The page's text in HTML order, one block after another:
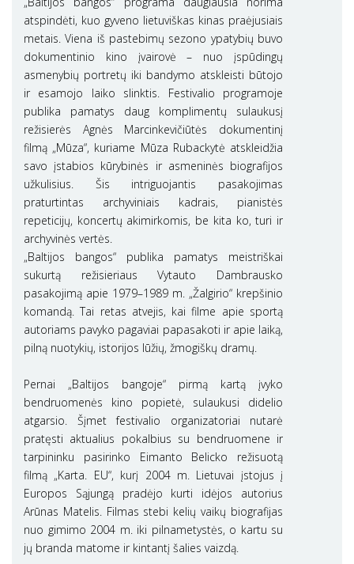
atspindėti, kuo gyveno lietuviškas kinas praėjusiais
metais. Viena iš pastebimų sezono ypatybių buvo
dokumentinio kino įvairovė – nuo įspūdingų
asmenybių portretų iki bandymo atskleisti būtojo
ir esamojo laiko slinktis. Festivalio programoje
publika pamatys daug komplimentų sulaukusį
režisierės Agnės Marcinkevičiūtės dokumentinį
filmą „Mūza“, kuriame Mūza Rubackytė atskleidžia
savo įstabios kūrybinės ir asmeninės biografijos
užkulisius. Šis intriguojantis pasakojimas
praturtintas archyviniais kadrais, pianistės
repeticijų, koncertų akimirkomis, be kita ko, turi ir
archyvinės vertės.
„Baltijos bangos“ publika pamatys meistriškai
sukurtą režisieriaus Vytauto Dambrausko
pasakojimą apie 1979–1989 m. „Žalgirio“ krepšinio
komandą. Tai retas atvejis, kai filme apie sportą
autoriams pavyko pagaviai papasakoti ir apie laiką,
pilną nuotykių, istorijos lūžių, žmogiškų dramų.
Pernai „Baltijos bangoje“ pirmą kartą įvyko
bendruomenės kino popietė, sulaukusi didelio
atgarsio. Šįmet festivalio organizatoriai nutarė
pratęsti aktualius pokalbius su bendruomene ir
tarpininku pasirinko Eimanto Belicko režisuotą
filmą „Karta. EU“, kurį 2004 m. Lietuvai įstojus į
Europos Sąjungą pradėjo kurti idėjos autorius
Arūnas Matelis. Filmas stebi kelių vaikų biografijas
nuo gimimo 2004 m. iki pilnametystės, o kartu su
jų branda matome ir kintantį šalies vaizdą.